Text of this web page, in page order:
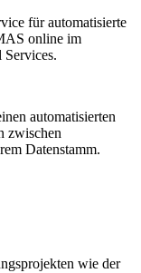
für automatisierte
online im
Services.
automatisierten
zwischen
Datenstamm.
wie der